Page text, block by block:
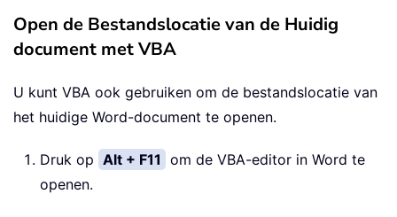
Open de Bestandslocatie van de Huidig
document met VBA
U kunt VBA ook gebruiken om de bestandslocatie van
het huidige Word-document te openen.
Druk op Alt + F11 om de VBA-editor in Word te
openen.